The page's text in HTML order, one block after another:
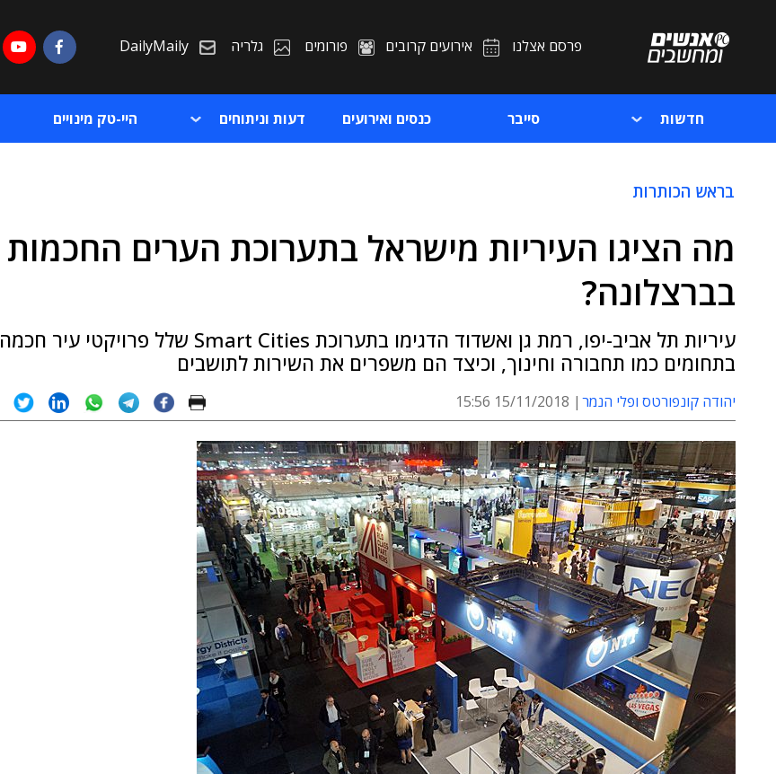
פרסם אצלנו אירועים קרובים פורומים גלריה DailyMaily
חדשות סייבר כנסים ואירועים דעות וניתוחים היי-טק מינויים
בראש הכותרות
מה הציגו העיריות מישראל בתערוכת הערים החכמות
בברצלונה?
עיריות תל אביב-יפו, רמת גן ואשדוד הדגימו בתערוכת Smart Cities שלל פרויקטי עיר חכמה
בתחומים כמו תחבורה וחינוך, וכיצד הם משפרים את השירות לתושבים
יהודה קונפורטס ופלי הנמר 15/11/2018 15:56